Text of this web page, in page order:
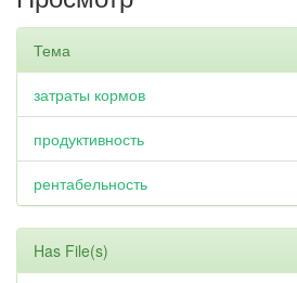
Тема
затраты кормов
продуктивность
рентабельность
Has File(s)